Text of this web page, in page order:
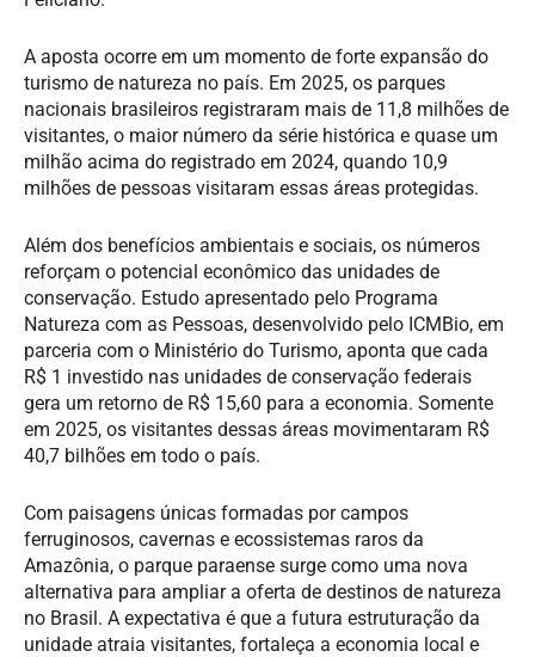
A aposta ocorre em um momento de forte expansão do
turismo de natureza no país. Em 2025, os parques
nacionais brasileiros registraram mais de 11,8 milhões de
visitantes, o maior número da série histórica e quase um
milhão acima do registrado em 2024, quando 10,9
milhões de pessoas visitaram essas áreas protegidas.
Além dos benefícios ambientais e sociais, os números
reforçam o potencial econômico das unidades de
conservação. Estudo apresentado pelo Programa
Natureza com as Pessoas, desenvolvido pelo ICMBio, em
parceria com o Ministério do Turismo, aponta que cada
R$ 1 investido nas unidades de conservação federais
gera um retorno de R$ 15,60 para a economia. Somente
em 2025, os visitantes dessas áreas movimentaram R$
40,7 bilhões em todo o país.
Com paisagens únicas formadas por campos
ferruginosos, cavernas e ecossistemas raros da
Amazônia, o parque paraense surge como uma nova
alternativa para ampliar a oferta de destinos de natureza
no Brasil. A expectativa é que a futura estruturação da
unidade atraia visitantes, fortaleça a economia local e